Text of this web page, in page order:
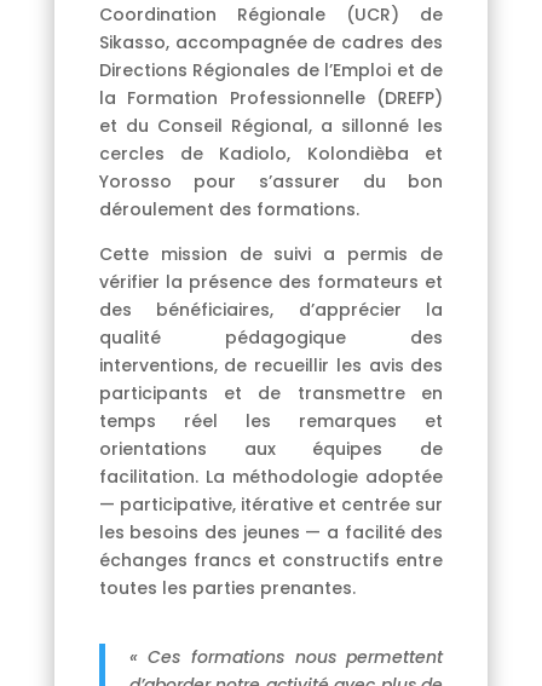
Coordination Régionale (UCR) de
Sikasso, accompagnée de cadres des
Directions Régionales de l’Emploi et de
la Formation Professionnelle (DREFP)
et du Conseil Régional, a sillonné les
cercles de Kadiolo, Kolondièba et
Yorosso pour s’assurer du bon
déroulement des formations.
Cette mission de suivi a permis de
vérifier la présence des formateurs et
des bénéficiaires, d’apprécier la
qualité pédagogique des
interventions, de recueillir les avis des
participants et de transmettre en
temps réel les remarques et
orientations aux équipes de
facilitation. La méthodologie adoptée
— participative, itérative et centrée sur
les besoins des jeunes — a facilité des
échanges francs et constructifs entre
toutes les parties prenantes.
« Ces formations nous permettent